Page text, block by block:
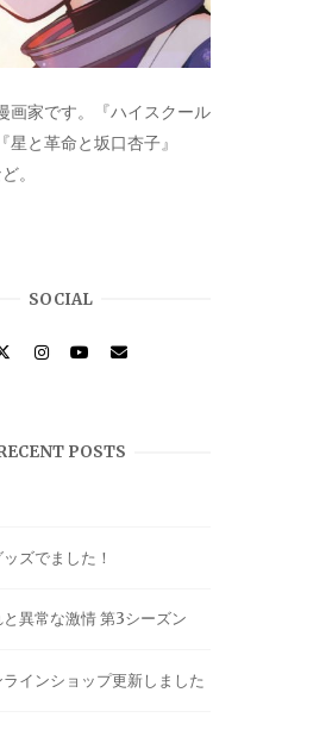
画家です。『ハイスクール
星と革命と坂口杏子』
。
SOCIAL
POSTS
ズでました！
異常な激情 第3シーズン
インショップ更新しました